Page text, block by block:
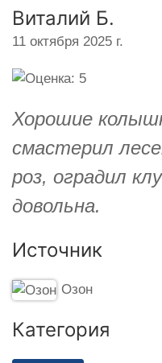
Виталий Б.
11 октября 2025 г.
Хорошие
смастерил
роз, оградил
довольна.
Источник
Озон
Категория